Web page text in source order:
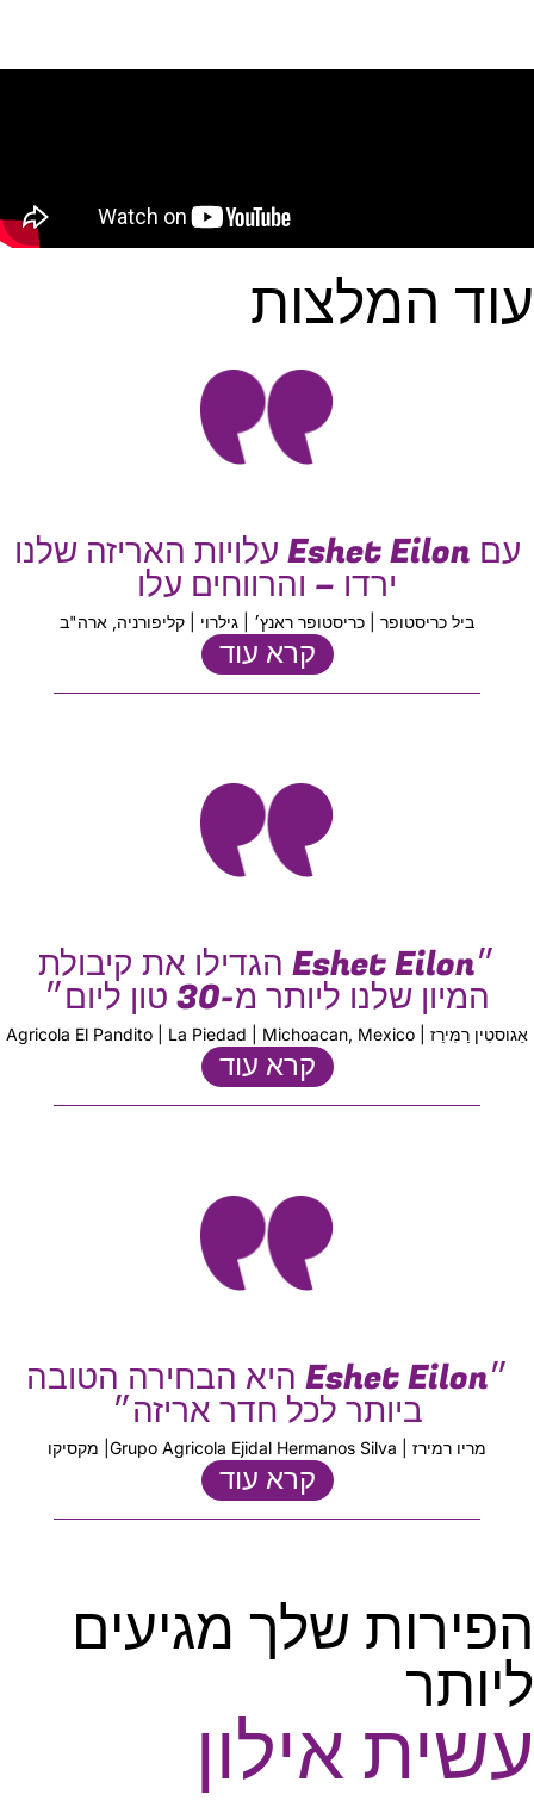
עוד המלצות
עם Eshet Eilon עלויות האריזה שלנו
ירדו – והרווחים עלו
ביל כריסטופר | כריסטופר ראנץ׳ | גילרוי | קליפורניה, ארה"ב
קרא עוד
״Eshet Eilon הגדילו את קיבולת
המיון שלנו ליותר מ-30 טון ליום״
אַגוסטִין רַמִּירֵז | Agricola El Pandito | La Piedad | Michoacan, Mexico
קרא עוד
״Eshet Eilon היא הבחירה הטובה
ביותר לכל חדר אריזה״
מריו רמירז | Grupo Agricola Ejidal Hermanos Silva| מקסיקו
קרא עוד
הפירות שלך מגיעים
ליותר
עשית אילון